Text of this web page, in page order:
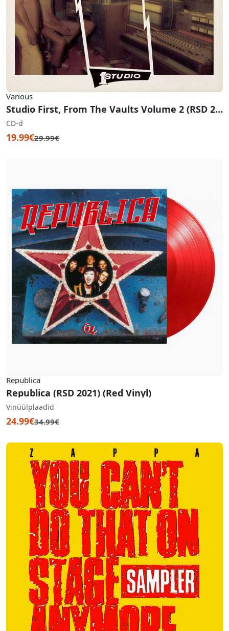
Various
Studio First, From The Vaults Volume 2 (RSD 2020)
CD-d
19.99€29.99€
Republica
Republica (RSD 2021) (Red Vinyl)
Vinüülplaadid
24.99€34.99€